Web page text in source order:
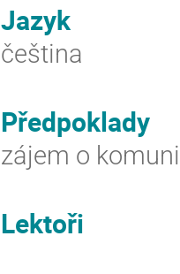
Jazyk
čeština
Předpoklady
zájem o
Lektoři